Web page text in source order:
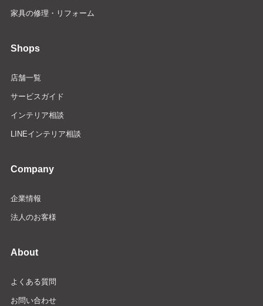
家具の修理・リフォーム
Shops
店舗一覧
サービスガイド
インテリア相談
LINEインテリア相談
Company
企業情報
法人のお客様
About
よくある質問
お問い合わせ